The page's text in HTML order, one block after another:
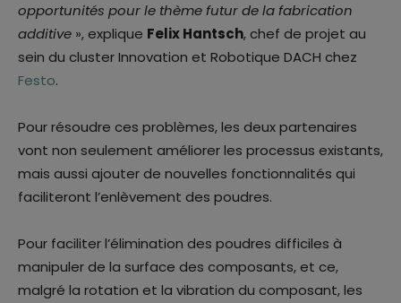
opportunités pour le thème futur de la fabrication
additive », explique Felix Hantsch, chef de projet au
sein du cluster Innovation et Robotique DACH chez
Festo.
Pour résoudre ces problèmes, les deux partenaires
vont non seulement améliorer les processus existants,
mais aussi ajouter de nouvelles fonctionnalités qui
faciliteront l’enlèvement des poudres.
Pour faciliter l’élimination des poudres difficiles à
manipuler de la surface des composants, et ce,
malgré la rotation et la vibration du composant, les